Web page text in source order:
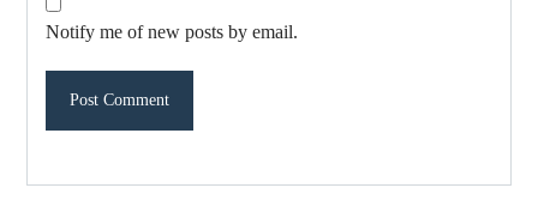
Notify me of new posts by email.